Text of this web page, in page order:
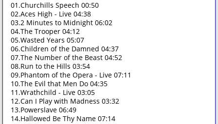
01.Churchills Speech 00:50
02.Aces High - Live 04:38
03.2 Minutes to Midnight 06:02
04.The Trooper 04:12
05.Wasted Years 05:07
06.Children of the Damned 04:37
07.The Number of the Beast 04:52
08.Run to the Hills 03:54
09.Phantom of the Opera - Live 07:11
10.The Evil that Men Do 04:35
11.Wrathchild - Live 03:05
12.Can I Play with Madness 03:32
13.Powerslave 06:49
14.Hallowed Be Thy Name 07:14